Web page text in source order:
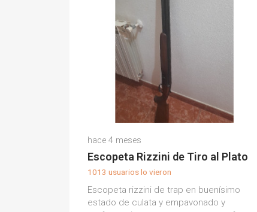
(0)
hace 4 meses
Escopeta Rizzini de Tiro al Plato
1013 usuarios lo vieron
Escopeta rizzini de trap en buenísimo
estado de culata y empavonado y